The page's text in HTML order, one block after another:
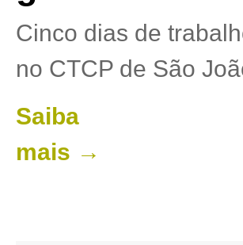
Cinco dias de
no CTCP de São
Saiba
mais →